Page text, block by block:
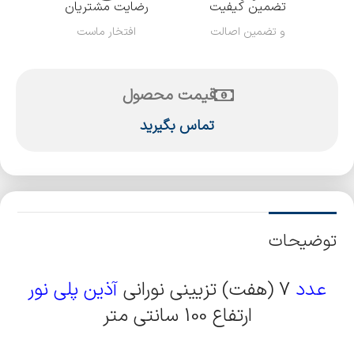
تضمین کیفیت
و تضمین اصالت
رضایت مشتریان
افتخار ماست
قیمت محصول
تماس بگیرید
توضیحات
عدد
آذین پلی نور
ارتفاع 100 سانتی متر